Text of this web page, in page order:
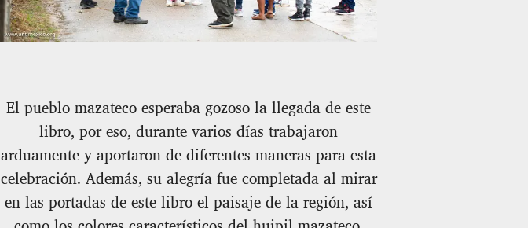
El pueblo mazateco esperaba gozoso la llegada de este
libro, por eso, durante varios días trabajaron
arduamente y aportaron de diferentes maneras para esta
celebración. Además, su alegría fue completada al mirar
en las portadas de este libro el paisaje de la región, así